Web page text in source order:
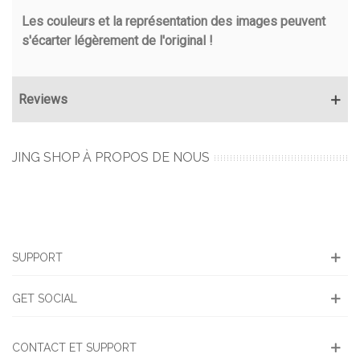
Les couleurs et la représentation des images peuvent
s'écarter légèrement de l'original !
Reviews
JING SHOP À PROPOS DE NOUS
SUPPORT
GET SOCIAL
CONTACT ET SUPPORT